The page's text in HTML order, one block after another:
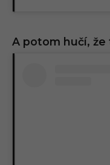
A potom hučí,